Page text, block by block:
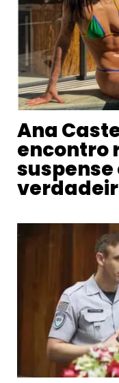
Ana
encontro
suspense